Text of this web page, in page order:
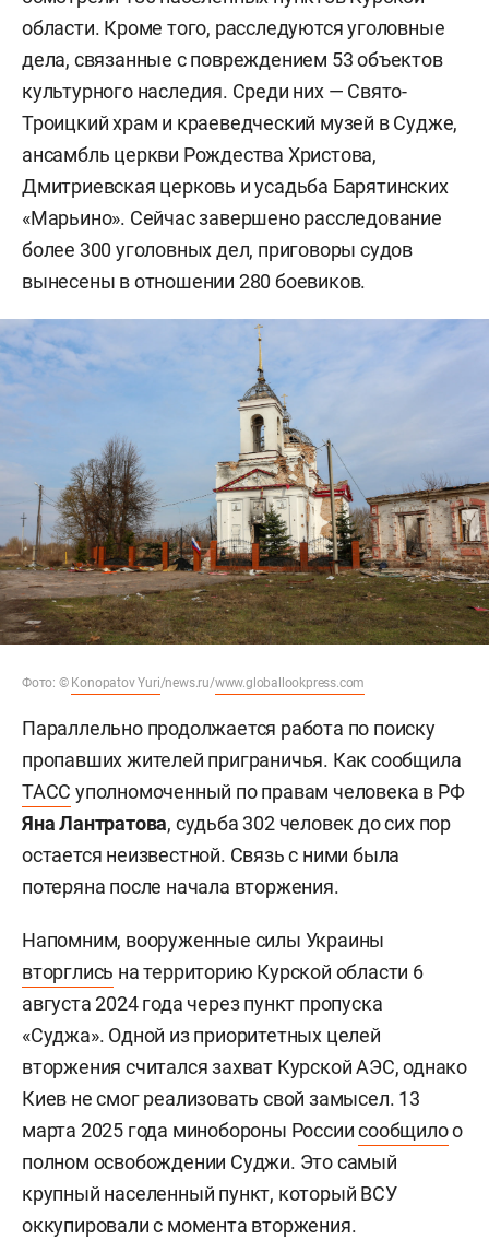
области. Кроме того, расследуются уголовные
дела, связанные с повреждением 53 объектов
культурного наследия. Среди них — Свято-
Троицкий храм и краеведческий музей в Судже,
ансамбль церкви Рождества Христова,
Дмитриевская церковь и усадьба Барятинских
«Марьино». Сейчас завершено расследование
более 300 уголовных дел, приговоры судов
вынесены в отношении 280 боевиков.
Фото: © Konopatov Yuri/news.ru/www.globallookpress.com
Параллельно продолжается работа по поиску
пропавших жителей приграничья. Как сообщила
ТАСС уполномоченный по правам человека в РФ
Яна Лантратова, судьба 302 человек до сих пор
остается неизвестной. Связь с ними была
потеряна после начала вторжения.
Напомним, вооруженные силы Украины
вторглись на территорию Курской области 6
августа 2024 года через пункт пропуска
«Суджа». Одной из приоритетных целей
вторжения считался захват Курской АЭС, однако
Киев не смог реализовать свой замысел. 13
марта 2025 года минобороны Россиисообщилоо
полном освобождении Суджи. Это самый
крупный населенный пункт, который ВСУ
оккупировали с момента вторжения.